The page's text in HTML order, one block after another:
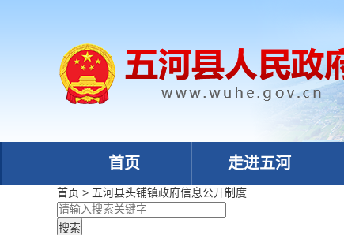
首页 走进五河
首页 > 五河县头铺镇政府信息公开制度